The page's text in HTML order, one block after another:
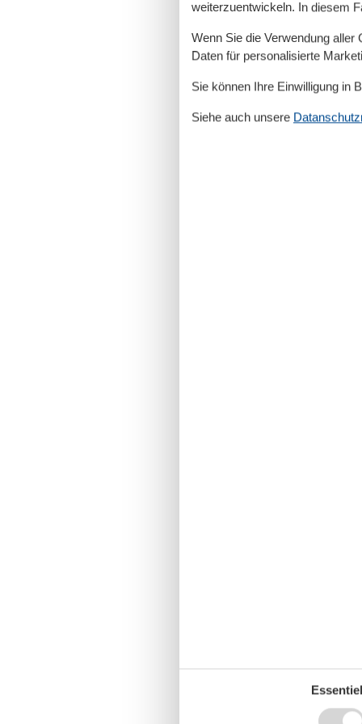
weiterzuentwickeln. In diesem
Wenn Sie die Verwendung
Daten für personalisierte
Sie können Ihre Einwilligung in
Siehe auch unsere